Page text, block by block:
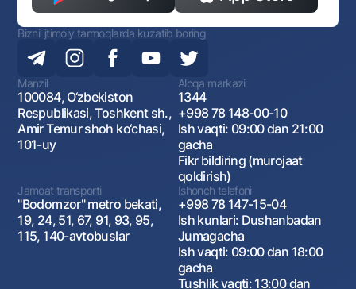
Bizni ijtimoiy tarmoqlarda kuzatib boring
Manzil
100084, O‘zbekiston
Respublikasi, Toshkent sh.,
Amir Temur shoh ko‘chasi,
101-uy
Aloqa markazi
1344
+998 78 148-00-10
Ish vaqti: 09:00 dan 21:00
gacha
Fikr bildiring (murojaat
qoldirish)
Jamoat transporti
"Bodomzor" metro bekati,
19, 24, 51, 67, 91, 93, 95,
115, 140-avtobuslar
Ishonch telefoni
+998 78 147-15-04
Ish kunlari: Dushanbadan
Jumagacha
Ish vaqti: 09:00 dan 18:00
gacha
Tushlik vaqti: 13:00 dan